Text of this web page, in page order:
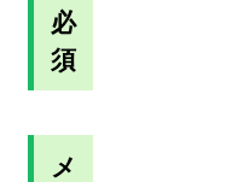
必
須
メ